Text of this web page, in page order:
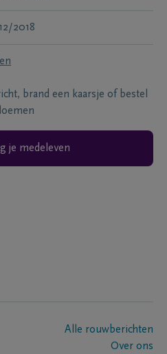
2018
brand een kaarsje of bestel
je medeleven
Alle rouwberichten
Over ons